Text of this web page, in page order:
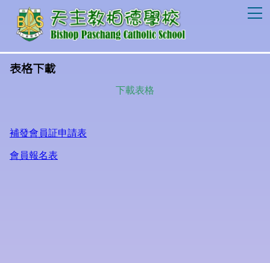
表格下載